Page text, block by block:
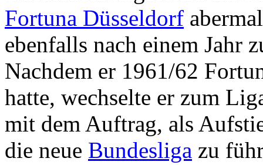
Fortuna Düsseldorf
ebenfalls nach einem Jahr
Nachdem er 1961/62
hatte, wechselte er zum
mit dem Auftrag, als
die neue Bundesliga zu